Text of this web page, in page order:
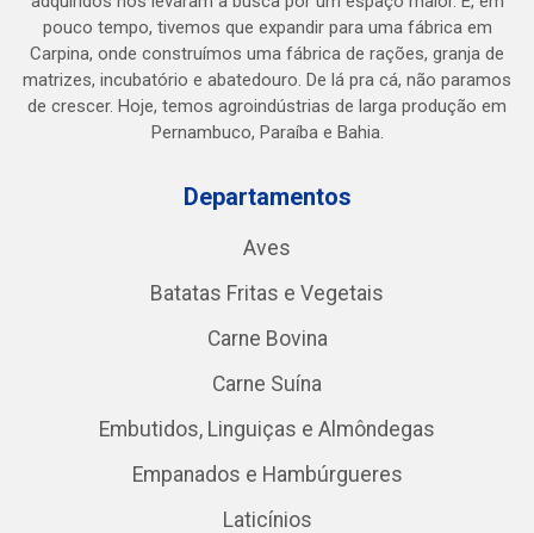
pouco tempo, tivemos que expandir para uma fábrica em
Carpina, onde construímos uma fábrica de rações, granja de
matrizes, incubatório e abatedouro. De lá pra cá, não paramos
de crescer. Hoje, temos agroindústrias de larga produção em
Pernambuco, Paraíba e Bahia.
Departamentos
Aves
Batatas Fritas e Vegetais
Carne Bovina
Carne Suína
Embutidos, Linguiças e Almôndegas
Empanados e Hambúrgueres
Laticínios